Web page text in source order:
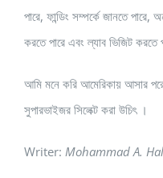
পারে, ফান্ডিং সম্পর্কে জানতে পারে,
করতে পারে এবং ল্যাব ভিজিট করতে
আমি মনে করি আমেরিকায় আসার
সুপারভাইজর সিলেক্ট করা উচিৎ ।
Writer: Mohammad A.